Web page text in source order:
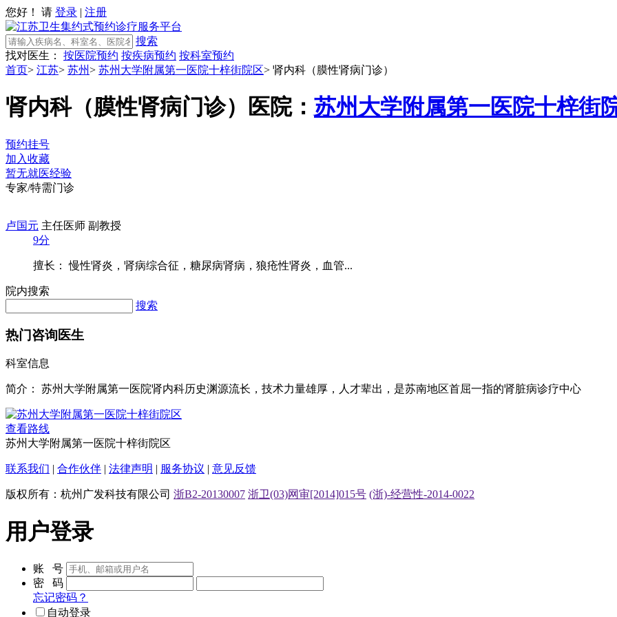
您好！ 请 登录 | 注册
搜索
找对医生：
按医院预约 按疾病预约 按科室预约
首页> 江苏> 苏州> 苏州大学附属第一医院十梓街院区> 肾内科（膜性肾病门诊）
肾内科（膜性肾病门诊） 医院： 苏州大学附属第一医院十梓街
预约挂号
加入收藏
暂无就医经验
专家/特需门诊
卢国元 主任医师 副教授
9分
擅长： 慢性肾炎，肾病综合征，糖尿病肾病，狼疮性肾炎，血管...
院内搜索
搜索
热门咨询医生
科室信息
简介： 苏州大学附属第一医院肾内科历史渊源流长，技术力量雄厚，人才辈出，是苏南地区首屈一指的肾脏病诊疗中心
查看路线
苏州大学附属第一医院十梓街院区
联系我们 | 合作伙伴 | 法律声明 | 服务协议 | 意见反馈
版权所有：杭州广发科技有限公司 浙B2-20130007 浙卫(03)网审[2014]015号 (浙)-经营性-2014-0022
用户登录
账 号
密 码
忘记密码？
自动登录